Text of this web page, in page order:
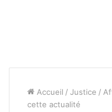
Accueil / Justice /
cette actualité